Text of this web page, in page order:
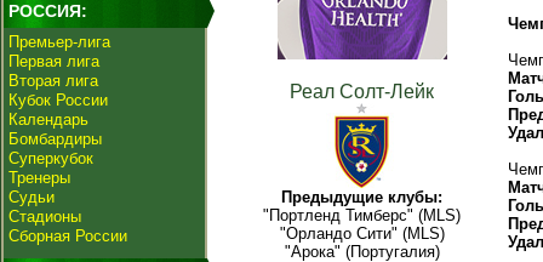
РОССИЯ:
Премьер-лига
Первая лига
Вторая лига
Кубок России
Календарь
Бомбардиры
Суперкубок
Тренеры
Судьи
Стадионы
Сборная России
Реал Солт-Лейк
Предыдущие клубы:
"Портленд Тимберс" (MLS)
"Орландо Сити" (MLS)
"Арока" (Португалия)